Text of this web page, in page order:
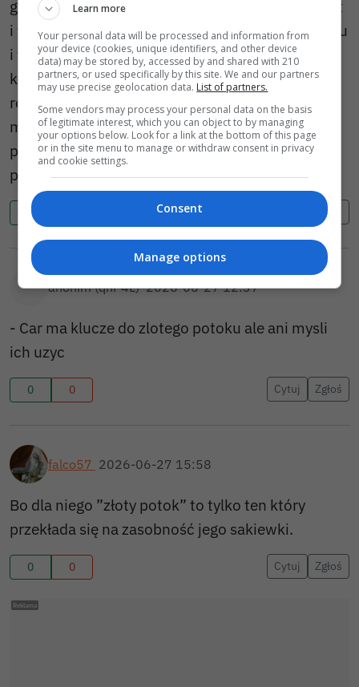
gada i pisze, że biblia o tym pisze. Jest taki klimat
i trzeba to wytrzymać. Przyjdą następne pory roku
i też będzie dobrze. Biblia dużo rzeczy pisze, bo
ktoś to wymyślił tak samo bajki dla dzieci są
różne, bo też ktoś to wymyśla i z bajek są jakieś
morały. Więc cieszmy się z tej pięknej pogody,
przyjdą deszcze to też będziecie narzekać, że
pada i pada.
0 Zgłoś
anonim (qnP4L) 2026-06-27 12:37
- Car ma klucze do zlotego potoku ale ani mysli
ich uzyc
0 0 Cytuj Zgłoś
falco57 2026-06-27 15:58
Bo dla niego ”złoty potok” to tylko ten który
przekłada się na zasobność jego sakiewki.
0 0 Cytuj Zgłoś
Learn more
Your personal data will be processed and information from
your device (cookies, unique identifiers, and other device
data) may be stored by, accessed by and shared with 210
partners, or used specifically by this site. We and our partners
may use precise geolocation data. List of partners.
Some vendors may process your personal data on the basis
of legitimate interest, which you can object to by managing
your options below. Look for a link at the bottom of this page
or in the site menu to manage or withdraw consent in privacy
and cookie settings.
Consent
Manage options